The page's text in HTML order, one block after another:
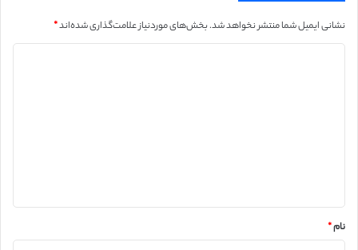
نشانی ایمیل شما منتشر نخواهد شد.بخش‌های موردنیاز علامت‌گذاری شده‌اند*
نام*